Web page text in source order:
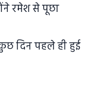
रमेश से पूछा
दिन पहले ही हुई